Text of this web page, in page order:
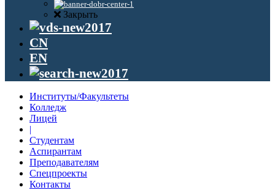
Закрыть
CN
EN
Институты/Факультеты
Колледж
Лицей
|
Студентам
Аспирантам
Преподавателям
Спецпроекты
Контакты